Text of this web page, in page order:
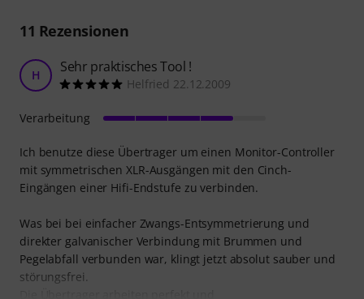
11 Rezensionen
H Sehr praktisches Tool !
Helfried 22.12.2009
Ich benutze diese Übertrager um einen Monitor-Controller
mit symmetrischen XLR-Ausgängen mit den Cinch-
Eingängen einer Hifi-Endstufe zu verbinden.
Was bei bei einfacher Zwangs-Entsymmetrierung und
direkter galvanischer Verbindung mit Brummen und
Pegelabfall verbunden war, klingt jetzt absolut sauber und
störungsfrei.
Verarbeitung